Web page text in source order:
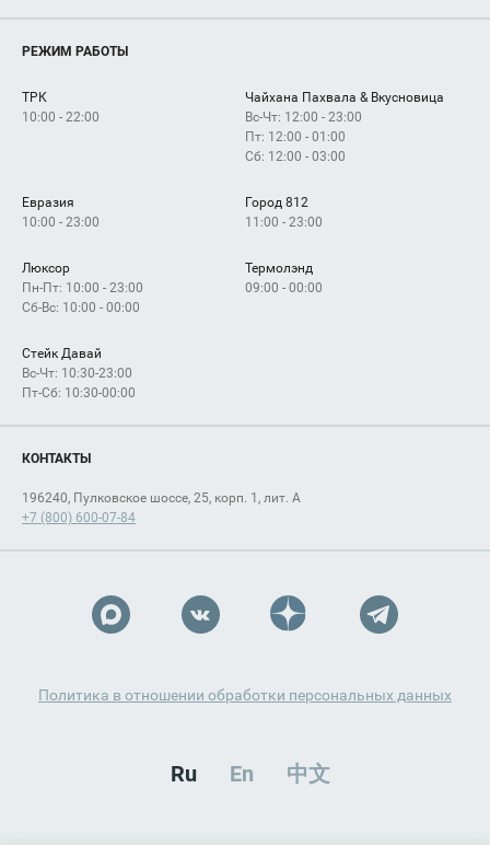
Магазины
Услуги
Рекламодателям
Как добраться
РЕЖИМ РАБОТЫ
ТРК
10:00 - 22:00
Чайхана Пахвала & Вкусновица
Вс-Чт: 12:00 - 23:00
Пт: 12:00 - 01:00
Сб: 12:00 - 03:00
Евразия
10:00 - 23:00
Город 812
11:00 - 23:00
Люксор
Пн-Пт: 10:00 - 23:00
Сб-Вс: 10:00 - 00:00
Термолэнд
09:00 - 00:00
Стейк Давай
Вс-Чт: 10:30-23:00
Пт-Сб: 10:30-00:00
КОНТАКТЫ
196240, Пулковское шоссе, 25, корп. 1, лит. А
+7 (800) 600-07-84
Политика в отношении обработки персональных данных
Ru En 中文